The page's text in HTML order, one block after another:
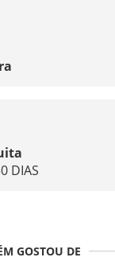
DIAS
GOSTOU DE